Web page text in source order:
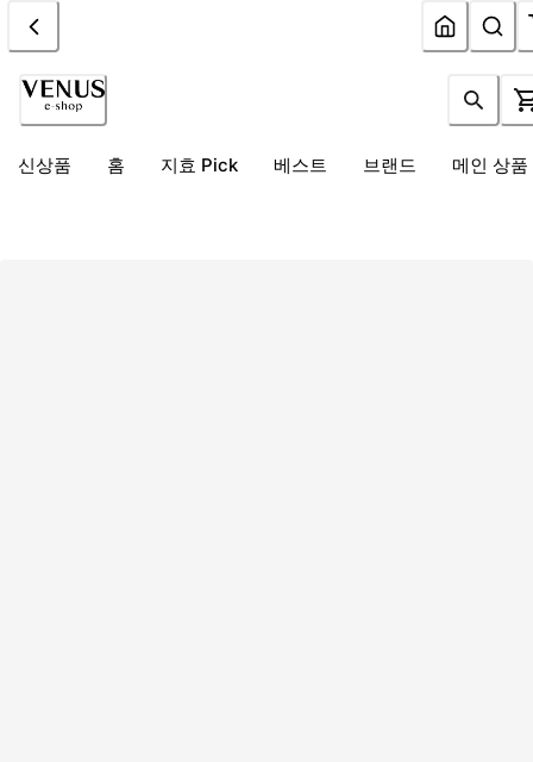
신상품 홈 지효 Pick 베스트 브랜드 메인 상품